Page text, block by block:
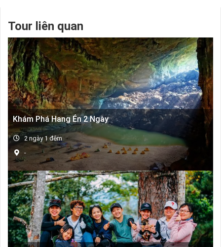
Tour liên quan
Khám Phá Hang Én 2 Ngày
2 ngày 1 đêm
-